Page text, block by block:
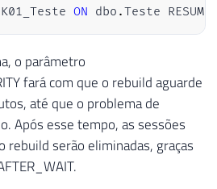
ON dbo .Teste
o parâmetro
fará com que o rebuild aguarde
até que o problema de
Após esse tempo, as sessões
rebuild serão eliminadas, graças